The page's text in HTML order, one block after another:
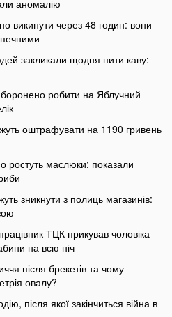
аномалію
викинути через 48 годин: вони
закликали щодня пити каву:
робити на Яблучний
оштрафувати на 1190 гривень
ростуть маслюки: показали
зникнути з полиць магазинів:
ТЦК прикував чоловіка
на всю ніч
після брекетів та чому
овалу?
після якої закінчиться війна в